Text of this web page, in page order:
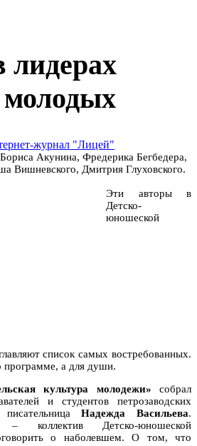
журнал "Лицей"
Акунина, Фредерика Бегбедера,
Вишневского, Дмитрия Глуховского.
Эти авторы в
Детско-
юношеской
список самых востребованных.
программе, а для души.
культура молодежи» собрал
и студентов петрозаводских
писательницаНадежда Васильева.
коллектив Детско-юношеской
о наболевшем. О том, что